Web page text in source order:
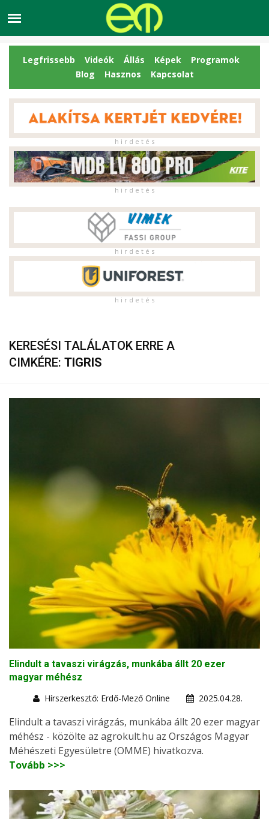
Legfrissebb Videók Állás Képek
Programok
Blog
Hasznos Kapcsolat
h i r d e t é s
h i r d e t é s
h i r d e t é s
h i r d e t é s
KERESÉSI TALÁLATOK ERRE A
CIMKÉRE: TIGRIS
Elindult a tavaszi virágzás, munkába állt 20 ezer
magyar méhész
Hírszerkesztő: Erdő-Mező Online
2025.04.28.
Elindult a tavaszi virágzás, munkába állt 20 ezer magyar
méhész - közölte az agrokult.hu az Országos Magyar
Méhészeti Egyesületre (OMME) hivatkozva.
Tovább >>>